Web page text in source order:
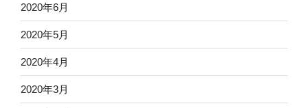
2020年6月
2020年5月
2020年4月
2020年3月